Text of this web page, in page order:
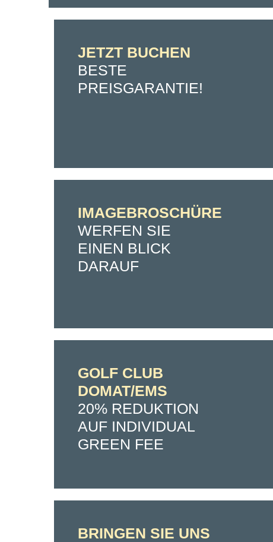
JETZT BUCHEN
BESTE
PREISGARANTIE!
IMAGEBROSCHÜRE
WERFEN SIE
EINEN BLICK
DARAUF
GOLF CLUB
DOMAT/EMS
20% REDUKTION
AUF INDIVIDUAL
GREEN FEE
BRINGEN SIE UNS